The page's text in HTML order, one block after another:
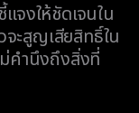
จงให้ชัดเจนใน
ะสูญเสียสิทธิ์ใน
คำนึงถึงสิ่งที่